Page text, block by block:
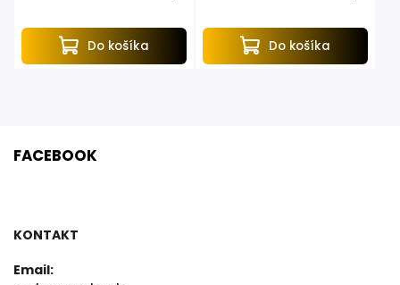
Do košíka Do košíka
FACEBOOK
KONTAKT
Email: